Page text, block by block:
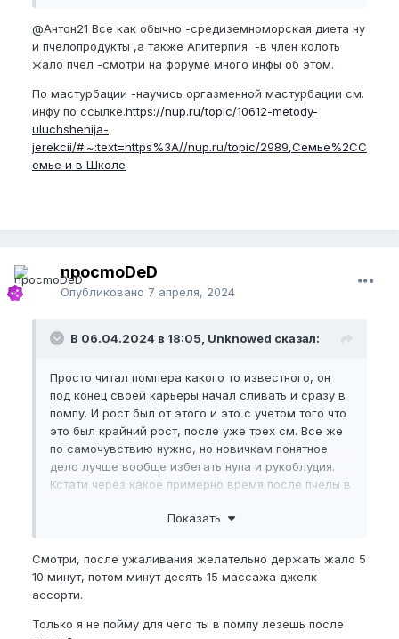
@Антон21 Все как обычно -средиземноморская диета ну
и пчелопродукты ,а также Апитерпия -в член колоть
жало пчел -смотри на форуме много инфы об этом.
По мастурбации -научись оргазменной мастурбации см.
инфу по ссылке.https://nup.ru/topic/10612-metody-
uluchshenija-
jerekcii/#:~:text=https%3A//nup.ru/topic/2989,Семье%2CС
емье и в Школе
npocmoDeD
Опубликовано 7 апреля, 2024
В 06.04.2024 в 18:05, Unknowed сказал:
Просто читал помпера какого то известного, он
под конец своей карьеры начал сливать и сразу в
помпу. И рост был от этого и это с учетом того что
это был крайний рост, после уже трех см. Все же
по самочувствию нужно, но новичкам понятное
дело лучше вообще избегать нупа и рукоблудия.
Кстати через какое примерно время после пчелы в
Показать
Смотри, после ужаливания желательно держать жало 5
10 минут, потом минут десять 15 массажа джелк
ассорти.
Только я не пойму для чего ты в помпу лезешь после